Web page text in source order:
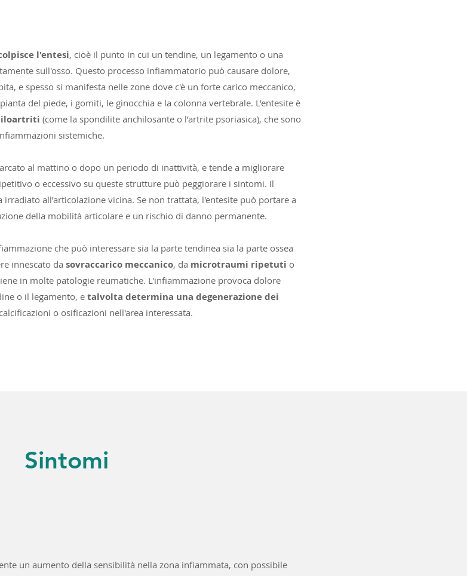
l'entesi, cioè il punto in cui un tendine, un legamento o una
sull'osso. Questo processo infiammatorio può causare dolore,
e spesso si manifesta nelle zone dove c'è un forte carico meccanico,
del piede, i gomiti, le ginocchia e la colonna vertebrale. L'entesite è
(come la spondilite anchilosante o l’artrite psoriasica), che sono
sistemiche.
al mattino o dopo un periodo di inattività, e tende a migliorare
o eccessivo su queste strutture può peggiorare i sintomi. Il
all’articolazione vicina. Se non trattata, l'entesite può portare a
della mobilità articolare e un rischio di danno permanente.
che può interessare sia la parte tendinea sia la parte ossea
innescato da sovraccarico meccanico, da microtraumi ripetuti o
in molte patologie reumatiche. L'infiammazione provoca dolore
o il legamento, e talvolta determina una degenerazione dei
o osificazioni nell'area interessata.
Sintomi
un aumento della sensibilità nella zona infiammata, con possibile